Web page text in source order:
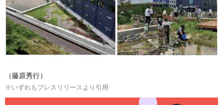
（藤原秀行）
※いずれもプレスリリースより引用